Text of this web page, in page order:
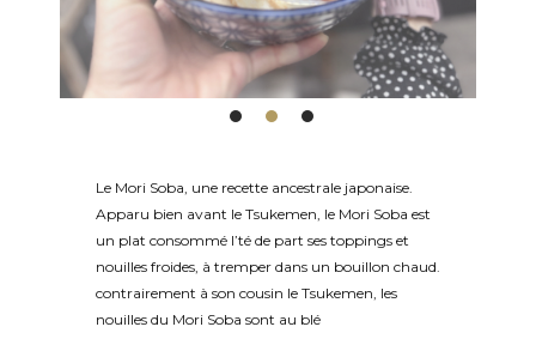
mettent tout leur savoir-faire au service de vos
papilles pour vous proposer des mélanges
originaux, équilibrés et pleins de caractère.
Que vous soyez plutôt amateurs de bulles, de
L’ambiance, à la fois conviviale et décontractée,
fait de chaque Happy Hour un moment unique
où se mêlent rires, discussions et découvertes
gustatives.
Le Mori Soba, une recette ancestrale japonaise.
Apparu bien avant le Tsukemen, le Mori Soba est
un plat consommé l’té de part ses toppings et
nouilles froides, à tremper dans un bouillon chaud.
contrairement à son cousin le Tsukemen, les
nouilles du Mori Soba sont au blé